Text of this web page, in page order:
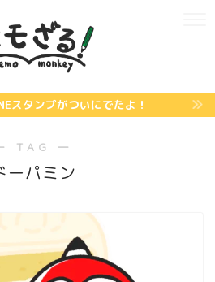
スタンプがついにでたよ！
TAG ―
ーパミン